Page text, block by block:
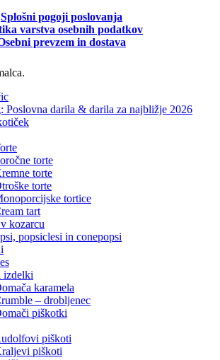
Splošni pogoji poslovanja
varstva osebnih podatkov
prevzem in dostava
Poslovna darila & darila za najbližje 2026
torte
torte
torte
tortice
tart
kozarcu
popsiclesi in conepopsi
izdelki
karamela
– drobljenec
piškotki
piškoti
piškoti